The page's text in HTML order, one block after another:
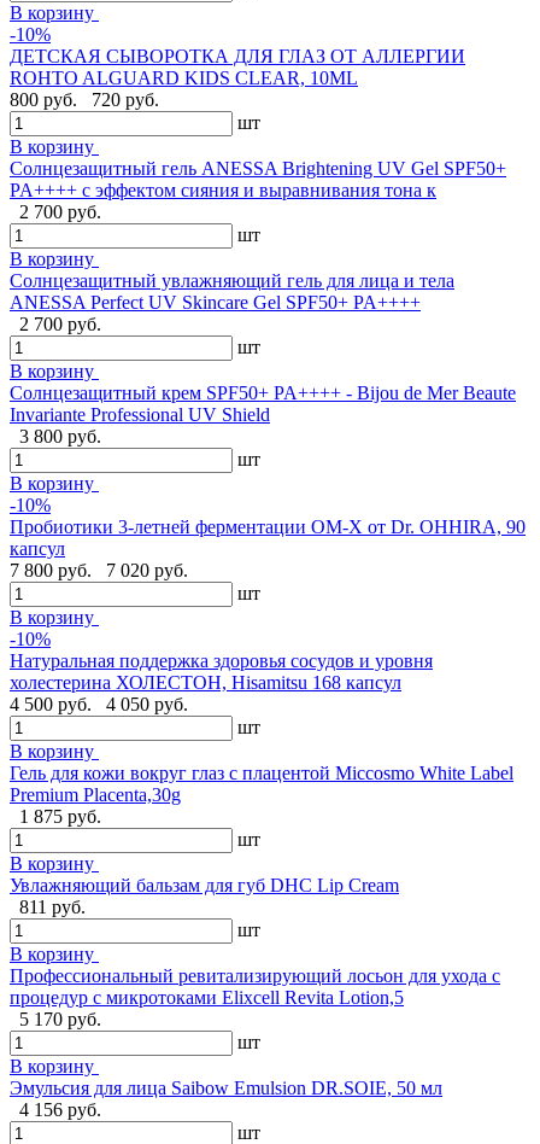
В корзину
-10%
ДЕТСКАЯ СЫВОРОТКА ДЛЯ ГЛАЗ ОТ АЛЛЕРГИИ
ROHTO ALGUARD KIDS CLEAR, 10ML
800 руб.
720 руб.
шт
В корзину
Солнцезащитный гель ANESSA Brightening UV Gel SPF50+
PA++++ с эффектом сияния и выравнивания тона к
2 700 руб.
шт
В корзину
Солнцезащитный увлажняющий гель для лица и тела
ANESSA Perfect UV Skincare Gel SPF50+ PA++++
2 700 руб.
шт
В корзину
Cолнцезащитный крем SPF50+ PA++++ - Bijou de Mer Beaute
Invariante Professional UV Shield
3 800 руб.
шт
В корзину
-10%
Пробиотики 3-летней ферментации OM-X от Dr. OHHIRA, 90
капсул
7 800 руб.
7 020 руб.
шт
В корзину
-10%
Натуральная поддержка здоровья сосудов и уровня
холестерина ХОЛЕСТОН, Hisamitsu 168 капсул
4 500 руб.
4 050 руб.
шт
В корзину
Гель для кожи вокруг глаз с плацентой Miccosmo White Label
Premium Placenta,30g
1 875 руб.
шт
В корзину
Увлажняющий бальзам для губ DHC Lip Cream
811 руб.
шт
В корзину
Профессиональный ревитализирующий лосьон для ухода с
процедур с микротоками Elixcell Revita Lotion,5
5 170 руб.
шт
В корзину
Эмульсия для лица Saibow Emulsion DR.SOIE, 50 мл
4 156 руб.
шт